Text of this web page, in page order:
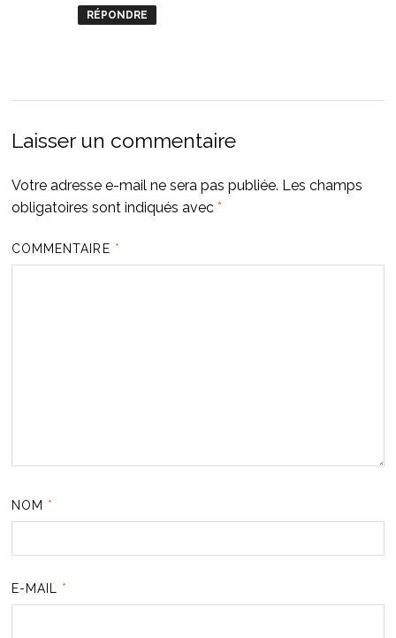
RÉPONDRE
Laisser un commentaire
Votre adresse e-mail ne sera pas publiée. Les champs
obligatoires sont indiqués avec *
COMMENTAIRE *
NOM *
E-MAIL *